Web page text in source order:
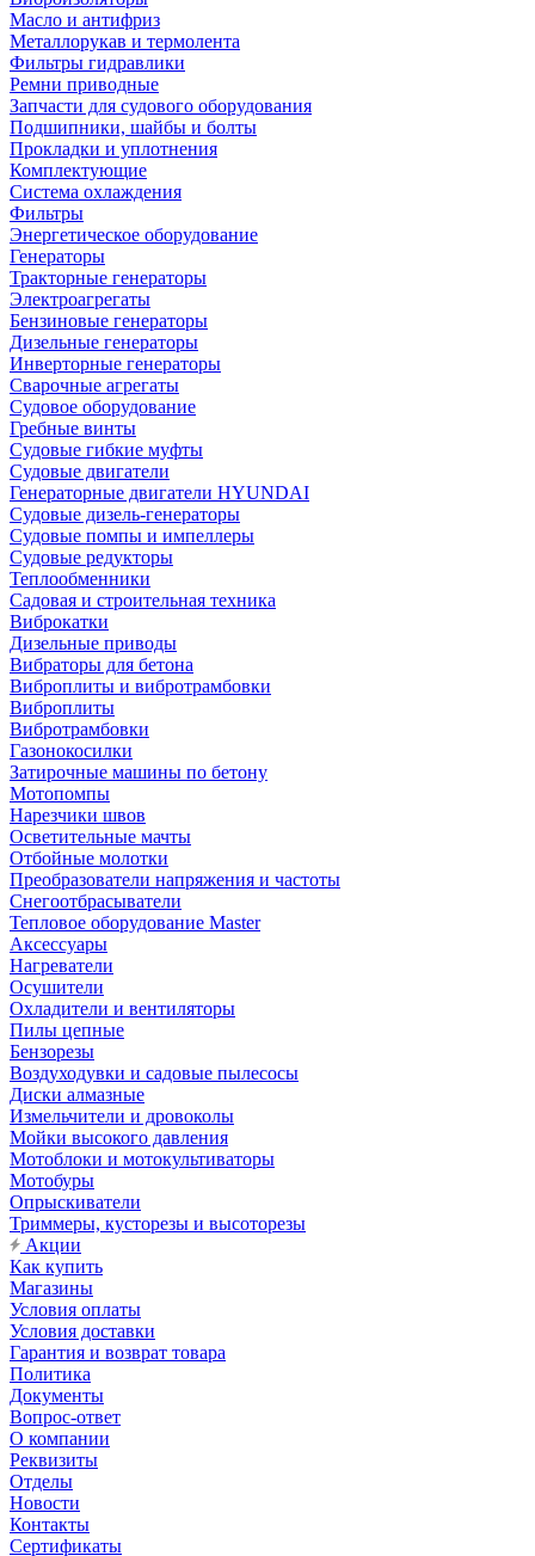
Масло и антифриз
Металлорукав и термолента
Фильтры гидравлики
Ремни приводные
Запчасти для судового оборудования
Подшипники, шайбы и болты
Прокладки и уплотнения
Комплектующие
Система охлаждения
Фильтры
Энергетическое оборудование
Генераторы
Тракторные генераторы
Электроагрегаты
Бензиновые генераторы
Дизельные генераторы
Инверторные генераторы
Сварочные агрегаты
Судовое оборудование
Гребные винты
Судовые гибкие муфты
Судовые двигатели
Генераторные двигатели HYUNDAI
Судовые дизель-генераторы
Судовые помпы и импеллеры
Судовые редукторы
Теплообменники
Садовая и строительная техника
Виброкатки
Дизельные приводы
Вибраторы для бетона
Виброплиты и вибротрамбовки
Виброплиты
Вибротрамбовки
Газонокосилки
Затирочные машины по бетону
Мотопомпы
Нарезчики швов
Осветительные мачты
Отбойные молотки
Преобразователи напряжения и частоты
Снегоотбрасыватели
Тепловое оборудование Master
Аксессуары
Нагреватели
Осушители
Охладители и вентиляторы
Пилы цепные
Бензорезы
Воздуходувки и садовые пылесосы
Диски алмазные
Измельчители и дровоколы
Мойки высокого давления
Мотоблоки и мотокультиваторы
Мотобуры
Опрыскиватели
Триммеры, кусторезы и высоторезы
Акции
Как купить
Магазины
Условия оплаты
Условия доставки
Гарантия и возврат товара
Политика
Документы
Вопрос-ответ
О компании
Реквизиты
Отделы
Новости
Контакты
Сертификаты